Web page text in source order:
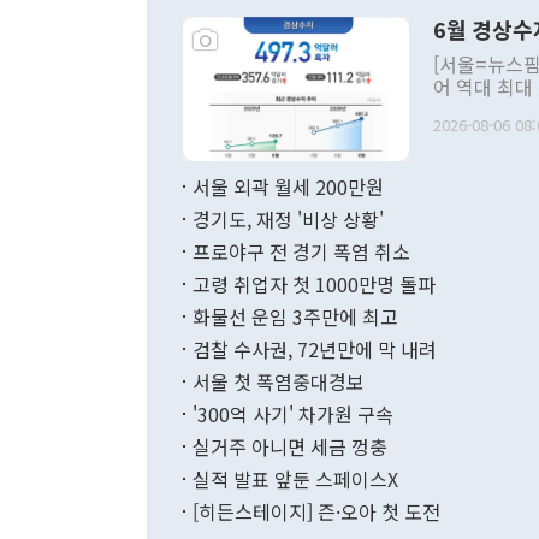
주의적 희망
관의 대북
관 부처 장
관의 무리한
다. [정동영 통일부 장관이 지난달 23일 오후 서울 종로구 정부서울청사에
무너졌다고
함께 4자 대
"우리의 선
6월 경상
[서울=뉴스
어 역대 최
료=한국은행] 한국은행이 6일 발표한 '2026년 6월 국제수지(잠정)'
며 월간 기
196.9% 급
수출은
기록했지만
로 전환됐다.
2026-08-06
서울 외곽 월세 200만원
경기도, 재정 '비상 상황'
프로야구 전 경기 폭염 취소
고령 취업자 첫 1000만명 돌파
화물선 운임 3주만에 최고
검찰 수사권, 72년만에 막 내려
서울 첫 폭염중대경보
'300억 사기' 차가원 구속
실거주 아니면 세금 껑충
실적 발표 앞둔 스페이스X
[히든스테이지] 즌·오아 첫 도전